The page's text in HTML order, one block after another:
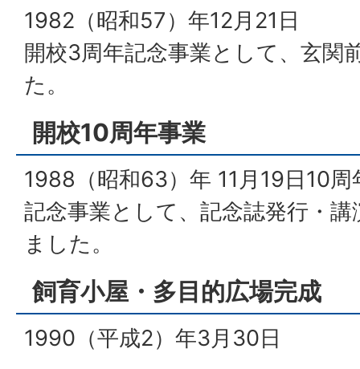
1982（昭和57）年12月21日
開校3周年記念事業として、玄関
た。
開校10周年事業
1988（昭和63）年 11月19日10
記念事業として、記念誌発行・
ました。
飼育小屋・多目的広場完成
1990（平成2）年3月30日